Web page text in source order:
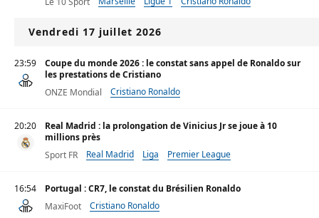
Vendredi 17 juillet 2026
23:59
Coupe du monde 2026 : le constat sans appel de Ronaldo sur
les prestations de Cristiano
ONZE Mondial
Cristiano Ronaldo
20:20
Real Madrid : la prolongation de Vinicius Jr se joue à 10
millions près
Sport FR
Real Madrid Liga Premier League
16:54
Portugal : CR7, le constat du Brésilien Ronaldo
MaxiFoot
Cristiano Ronaldo